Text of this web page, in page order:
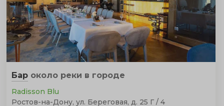
Бар около реки в городе
Radisson Blu
Ростов-на-Дону, ул. Береговая, д. 25 Г / 4